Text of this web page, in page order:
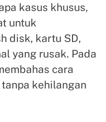
kasus khusus,
untuk
disk, kartu SD,
yang rusak. Pada
cara
kehilangan